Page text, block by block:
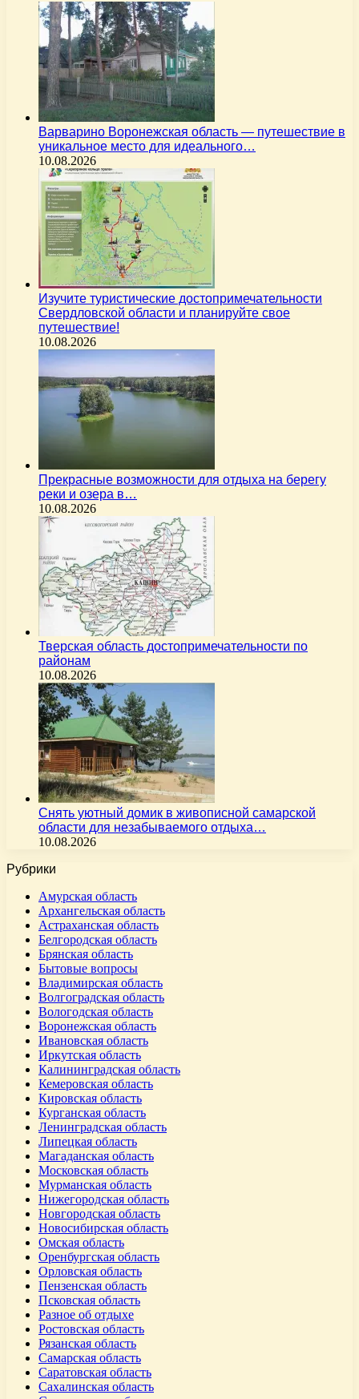
Варварино Воронежская область — путешествие в
уникальное место для идеального…
10.08.2026
Изучите туристические достопримечательности
Свердловской области и планируйте свое
путешествие!
10.08.2026
Прекрасные возможности для отдыха на берегу
реки и озера в…
10.08.2026
Тверская область достопримечательности по
районам
10.08.2026
Снять уютный домик в живописной самарской
области для незабываемого отдыха…
10.08.2026
Рубрики
Амурская область
Архангельская область
Астраханская область
Белгородская область
Брянская область
Бытовые вопросы
Владимирская область
Волгоградская область
Вологодская область
Воронежская область
Ивановская область
Иркутская область
Калининградская область
Кемеровская область
Кировская область
Курганская область
Ленинградская область
Липецкая область
Магаданская область
Московская область
Мурманская область
Нижегородская область
Новгородская область
Новосибирская область
Омская область
Оренбургская область
Орловская область
Пензенская область
Псковская область
Разное об отдыхе
Ростовская область
Рязанская область
Самарская область
Саратовская область
Сахалинская область